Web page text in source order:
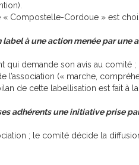
Compostelle-Cordoue » est
à une action menée par une
qui demande son avis au
l’association (« marche,
de cette labellisation est fait à la
adhérents une initiative prise
; le comité décide la